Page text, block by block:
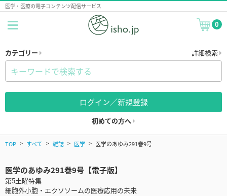
医学・医療の電子コンテンツ配信サービス
0
カテゴリー 詳細検索
ログイン／新規登録
初めての方へ
TOP すべて 雑誌 医学 医学のあゆみ291巻9号
医学のあゆみ291巻9号【電子版】
第5土曜特集
細胞外小胞・エクソソームの医療応用の未来